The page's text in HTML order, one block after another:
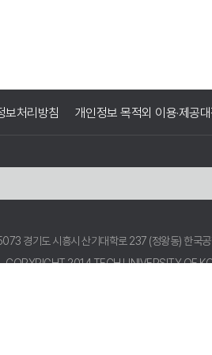
보처리방침 개인정보 목적외 이용·제공
경기도 시흥시 산기대학로 237 (정왕동) 한국
COPYRIGHT 2014 TECH UNIVERSITY OF